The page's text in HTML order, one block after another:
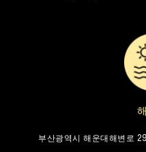
부산광역시 해운대해변로